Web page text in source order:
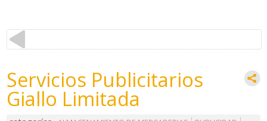
Servicios Publicitarios
Giallo Limitada